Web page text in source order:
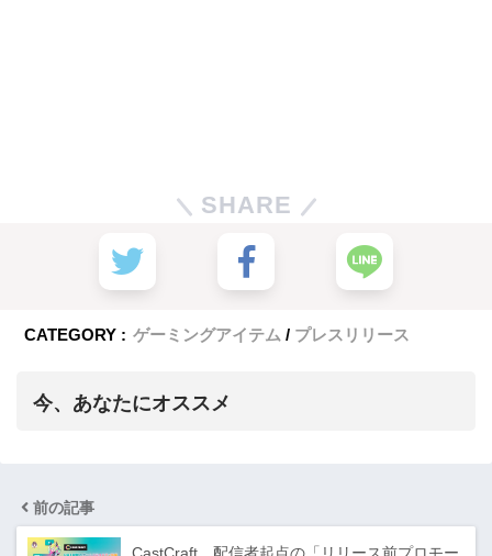
SHARE
CATEGORY : ゲーミングアイテム プレスリリース
今、あなたにオススメ
前の記事